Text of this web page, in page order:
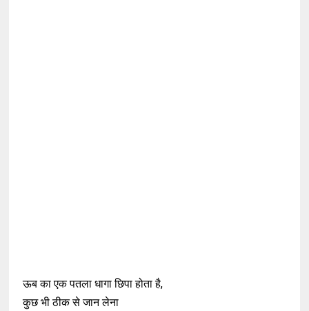
ऊब का एक पतला धागा छिपा होता है,
कुछ भी ठीक से जान लेना